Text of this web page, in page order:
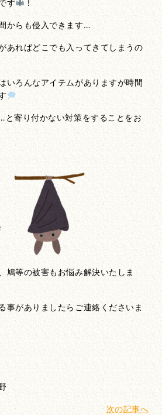
す ！
からも侵入できます…
あればどこでも入ってきてしまうの
いろんなアイテムがありますが時間
寄り付かない対策をすることをお
鳩等の被害もお悩み解決いたしま
事がありましたらご連絡くださいま
次の記事へ